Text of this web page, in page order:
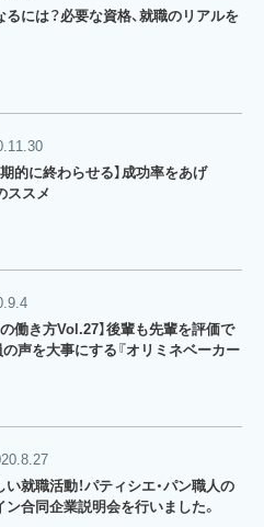
には？必要な資格、就職のリアルを
期的に終わらせる】成功率をあげ
ススメ
の働き方Vol.27】後輩も先輩を評価で
の声を大事にする『オリミネベーカー
就職活動！パティシエ・パン職人の
合同企業説明会を行いました。